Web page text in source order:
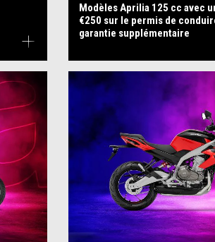
Modèles Aprilia 125 cc avec
€250 sur le permis de
garantie supplémentaire